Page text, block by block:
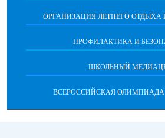
ОРГАНИЗАЦИЯ ЛЕТНЕГО ОТДЫХА
ПРОФИЛАКТИКА И
ШКОЛЬНЫЙ
ВСЕРОССИЙСКАЯ